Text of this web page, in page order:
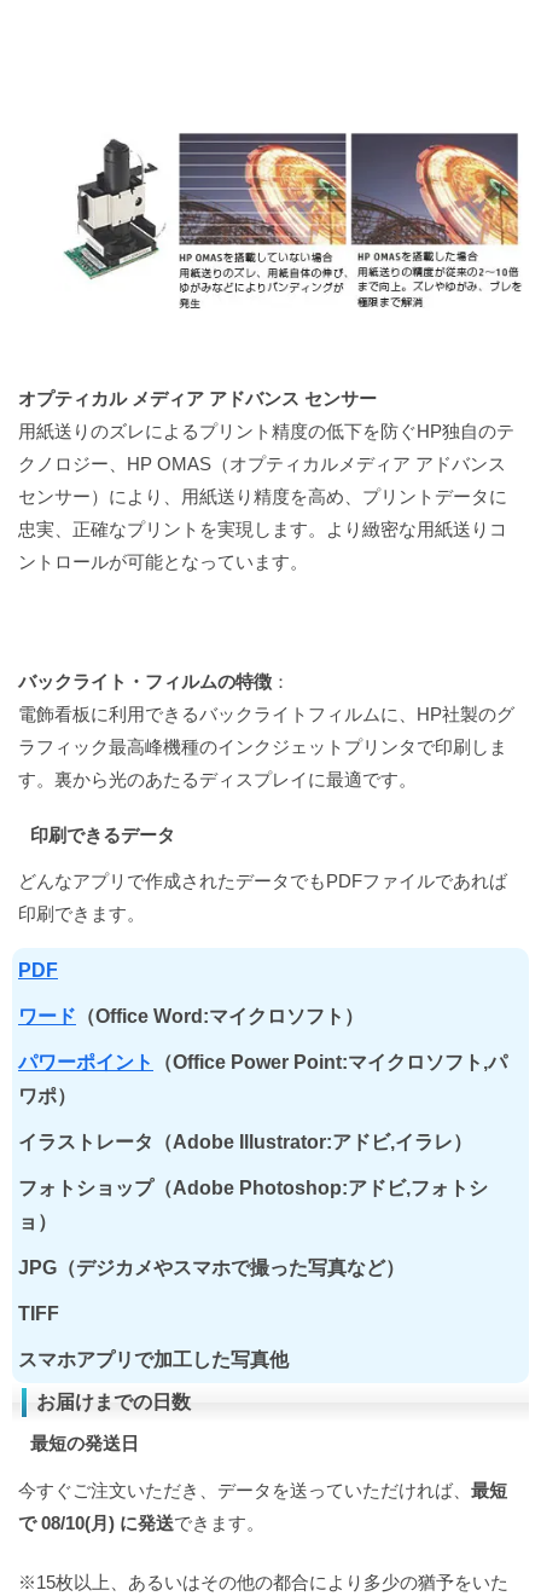
オプティカル メディア アドバンス センサー
用紙送りのズレによるプリント精度の低下を防ぐHP独自のテ
クノロジー、HP OMAS（オプティカルメディア アドバンス
センサー）により、用紙送り精度を高め、プリントデータに
忠実、正確なプリントを実現します。より緻密な用紙送りコ
ントロールが可能となっています。
バックライト・フィルムの特徴 ：
電飾看板に利用できるバックライトフィルムに、HP社製のグ
ラフィック最高峰機種のインクジェットプリンタで印刷しま
す。裏から光のあたるディスプレイに最適です。
印刷できるデータ
どんなアプリで作成されたデータでもPDFファイルであれば
印刷できます。
PDF
ワード （Office Word:マイクロソフト）
パワーポイント
（Office Power Point:マイクロソフト,パ
ワポ）
イラストレータ（Adobe Illustrator:アドビ,イラレ）
フォトショップ（Adobe Photoshop:アドビ,フォトシ
ョ）
JPG（デジカメやスマホで撮った写真など）
TIFF
スマホアプリで加工した写真他
お届けまでの日数
最短の発送日
今すぐご注文いただき、データを送っていただければ、 最短
で 08/10(月) に発送できます。
※15枚以上、あるいはその他の都合により多少の猶予をいた